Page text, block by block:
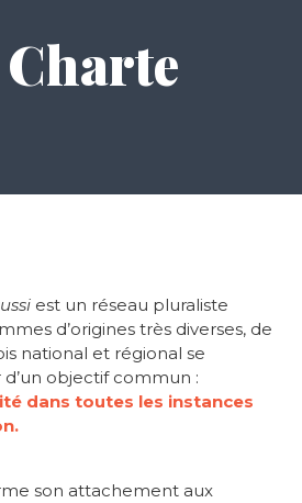
est un réseau pluraliste
d’origines très diverses, de
national et régional se
objectif commun :
dans toutes les instances
son attachement aux